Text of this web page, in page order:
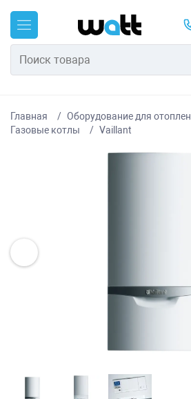
Главная
Оборудование для
Газовые котлы
Vaillant